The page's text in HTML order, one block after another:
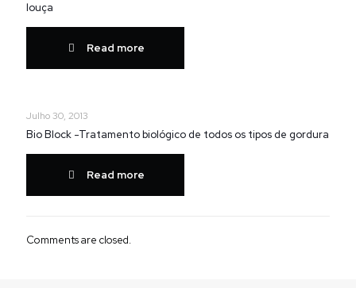
louça
Read more
Julho 30, 2013
Bio Block -Tratamento biológico de todos os tipos de gordura
Read more
Comments are closed.